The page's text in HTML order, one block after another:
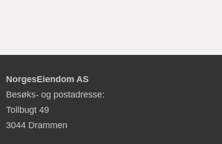
NorgesEiendom AS
Besøks- og postadresse:
Tollbugt 49
3044 Drammen